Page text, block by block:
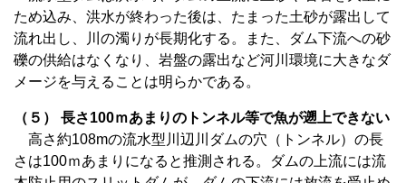
ため込み、洪水が終わった後は、たまった土砂が露出して
流れ出し、川の濁りが長期化する。また、ダム下流への砂
礫の供給はなくなり、岩盤の露出など河川環境に大きなダ
メージを与えることは明らかである。
（５） 長さ100ｍあまりのトンネル等で魚が遡上できない
高さ約108mの流水型川辺川ダムの穴（トンネル）の長
さは100ｍあまりになると推測される。ダムの上流には流